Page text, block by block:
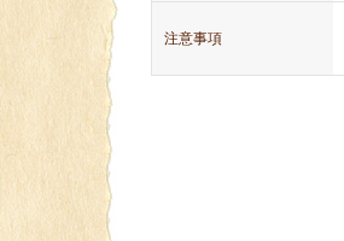
注意事項